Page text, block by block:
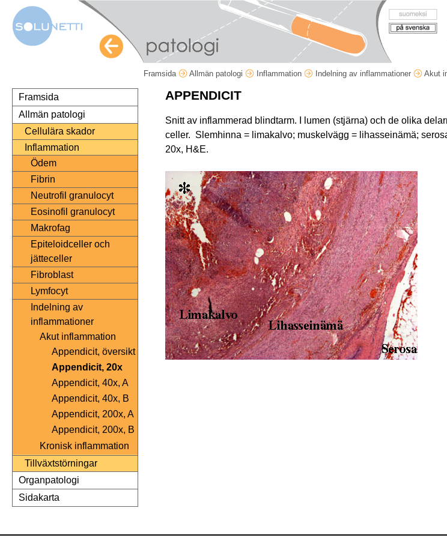
Framsida Allmän patologi Inflammation Indelning av inflammationer Akut
Framsida
Allmän patologi
Cellulära skador
Inflammation
Ödem
Fibrin
Neutrofil granulocyt
Eosinofil granulocyt
Makrofag
Epiteloidceller och
jätteceller
Fibroblast
Lymfocyt
Indelning av
inflammationer
Akut inflammation
Appendicit, översikt
Appendicit, 20x
Appendicit, 40x, A
Appendicit, 40x, B
Appendicit, 200x, A
Appendicit, 200x, B
Kronisk inflammation
Tillväxtstörningar
Organpatologi
Sidakarta
APPENDICIT
Snitt av inflammerad blindtarm. I lumen (stjärna) och de olika
celler. Slemhinna = limakalvo; muskelvägg = lihasseinämä;
20x, H&E.